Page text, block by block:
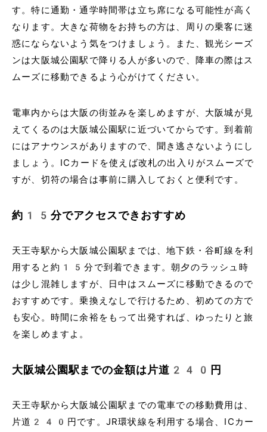
す。特に通勤・通学時間帯は立ち席になる可能性が高く
なります。大きな荷物をお持ちの方は、周りの乗客に迷
惑にならないよう気をつけましょう。また、観光シーズ
ンは大阪城公園駅で降りる人が多いので、降車の際はス
ムーズに移動できるよう心がけてください。
電車内からは大阪の街並みを楽しめますが、大阪城が見
えてくるのは大阪城公園駅に近づいてからです。到着前
にはアナウンスがありますので、聞き逃さないようにし
ましょう。ICカードを使えば改札の出入りがスムーズで
すが、切符の場合は事前に購入しておくと便利です。
約15分でアクセスできおすすめ
天王寺駅から大阪城公園駅までは、地下鉄・谷町線を利
用すると約15分で到着できます。朝夕のラッシュ時
は少し混雑しますが、日中はスムーズに移動できるので
おすすめです。乗換えなしで行けるため、初めての方で
も安心。時間に余裕をもって出発すれば、ゆったりと旅
を楽しめますよ。
大阪城公園駅までの金額は片道240円
天王寺駅から大阪城公園駅までの電車での移動費用は、
片道240円です。JR環状線を利用する場合、ICカー